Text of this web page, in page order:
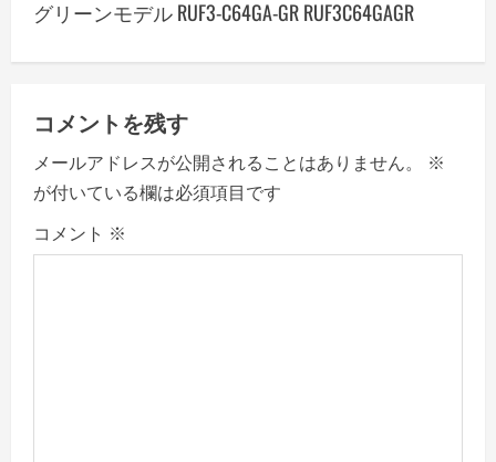
a
t
i
グリーンモデル RUF3-C64GA-GR RUF3C64GAGR
コメントを残す
メールアドレスが公開されることはありません。
※
が付いている欄は必須項目です
コメント ※